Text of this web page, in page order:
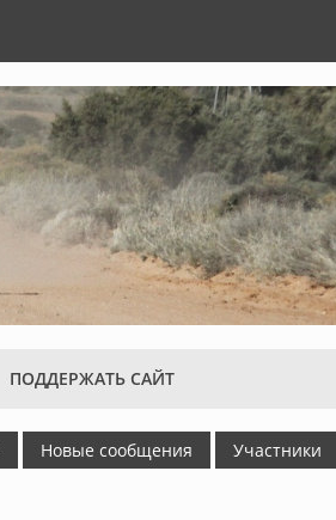
ПОДДЕРЖАТЬ САЙТ
Новые сообщения Участники